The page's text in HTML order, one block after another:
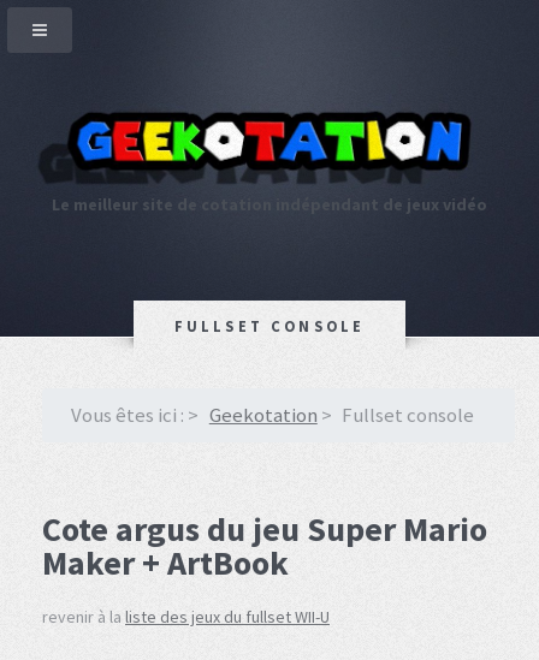
Le meilleur site de cotation indépendant de jeux vidéo
FULLSET CONSOLE
Vous êtes ici : Geekotation Fullset console
Cote argus du jeu Super Mario
Maker + ArtBook
revenir à la liste des jeux du fullset WII-U